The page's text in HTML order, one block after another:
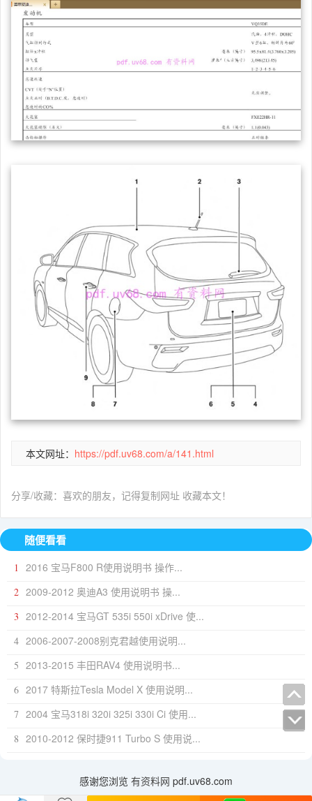
本文网址： https://pdf.uv68.com/a/141.html
分享/收藏：喜欢的朋友，记得复制网址 收藏本文！
随便看看
1 2016 宝马F800 R使用说明书 操作...
2 2009-2012 奥迪A3 使用说明书 操...
3 2012-2014 宝马GT 535i 550i xDrive 使...
4 2006-2007-2008别克君越使用说明...
5 2013-2015 丰田RAV4 使用说明书...
6 2017 特斯拉Tesla Model X 使用说明...
7 2004 宝马318i 320i 325i 330i Ci 使用...
8 2010-2012 保时捷911 Turbo S 使用说...
感谢您浏览 有资料网 pdf.uv68.com